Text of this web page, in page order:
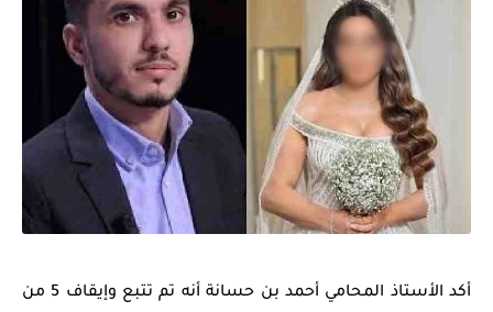
أكد الأستاذ المحامي أحمد بن حسانة أنه تم تتبع وإيقاف 5 من